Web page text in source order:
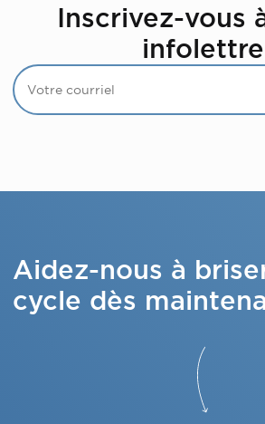
Inscrivez-vous
infolettre
Aidez-nous à
cycle dès